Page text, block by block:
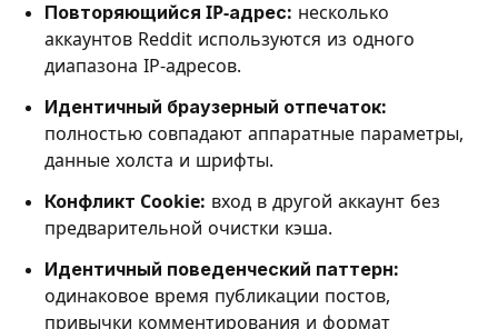
Повторяющийся IP-адрес: несколько
аккаунтов Reddit используются из одного
диапазона IP-адресов.
Идентичный браузерный отпечаток:
полностью совпадают аппаратные параметры,
данные холста и шрифты.
Конфликт Cookie: вход в другой аккаунт без
предварительной очистки кэша.
Идентичный поведенческий паттерн:
одинаковое время публикации постов,
привычки комментирования и формат